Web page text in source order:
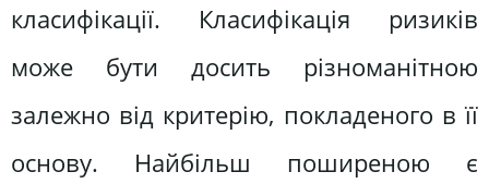
класифікації. Класифікація ризиків
може бути досить різноманітною
залежно від критерію, покладеного в її
основу. Найбільш поширеною є